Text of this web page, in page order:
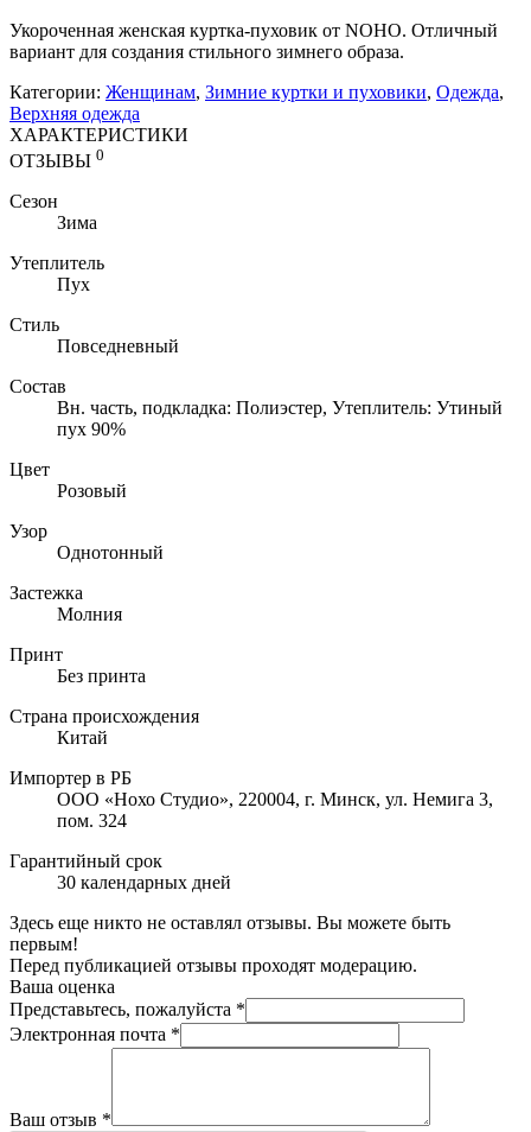
Укороченная женская куртка-пуховик от NOHO. Отличный
вариант для создания стильного зимнего образа.
Категории: Женщинам, Зимние куртки и пуховики, Одежда,
Верхняя одежда
ХАРАКТЕРИСТИКИ
ОТЗЫВЫ 0
Сезон
Зима
Утеплитель
Пух
Стиль
Повседневный
Состав
Вн. часть, подкладка: Полиэстер, Утеплитель: Утиный
пух 90%
Цвет
Розовый
Узор
Однотонный
Застежка
Молния
Принт
Без принта
Страна происхождения
Китай
Импортер в РБ
ООО «Нохо Студио», 220004, г. Минск, ул. Немига 3,
пом. 324
Гарантийный срок
30 календарных дней
Здесь еще никто не оставлял отзывы. Вы можете быть
первым!
Перед публикацией отзывы проходят модерацию.
Ваша оценка
Представьтесь, пожалуйста *
Электронная почта *
Ваш отзыв *